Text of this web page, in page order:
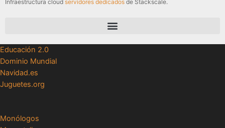
Infraestructura cloud servidores dedicados de Stackscale.
Educación 2.0
Dominio Mundial
Navidad.es
Juguetes.org
Monólogos